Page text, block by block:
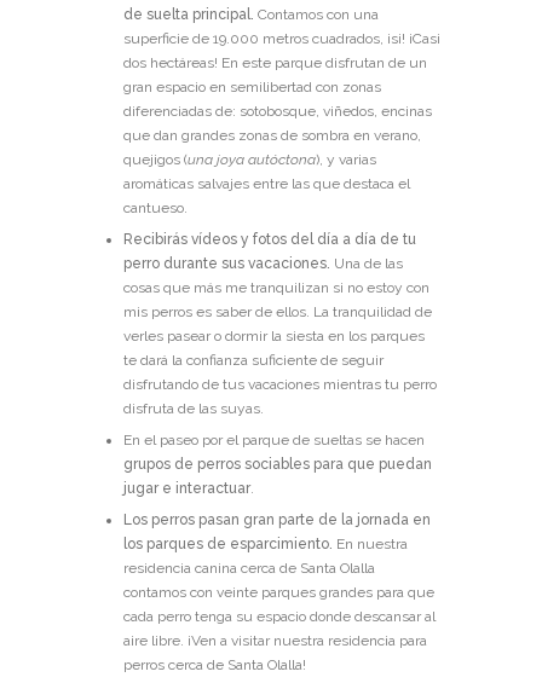
de suelta principal. Contamos con una
superficie de 19.000 metros cuadrados, ¡si! ¡Casi
dos hectáreas! En este parque disfrutan de un
gran espacio en semilibertad con zonas
diferenciadas de: sotobosque, viñedos, encinas
que dan grandes zonas de sombra en verano,
quejigos (una joya autóctona), y varias
aromáticas salvajes entre las que destaca el
cantueso.
Recibirás vídeos y fotos del día a día de tu
perro durante sus vacaciones. Una de las
cosas que más me tranquilizan si no estoy con
mis perros es saber de ellos. La tranquilidad de
verles pasear o dormir la siesta en los parques
te dará la confianza suficiente de seguir
disfrutando de tus vacaciones mientras tu perro
disfruta de las suyas.
En el paseo por el parque de sueltas se hacen
grupos de perros sociables para que puedan
jugar e interactuar.
Los perros pasan gran parte de la jornada en
los parques de esparcimiento. En nuestra
residencia canina cerca de Santa Olalla
contamos con veinte parques grandes para que
cada perro tenga su espacio donde descansar al
aire libre. ¡Ven a visitar nuestra residencia para
perros cerca de Santa Olalla!